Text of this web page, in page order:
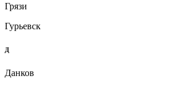
Грязи
Гурьевск
Д
Данков